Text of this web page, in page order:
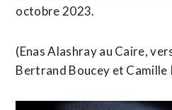
octobre 2023.
(Enas Alashray au Caire,
Bertrand Boucey et Camille